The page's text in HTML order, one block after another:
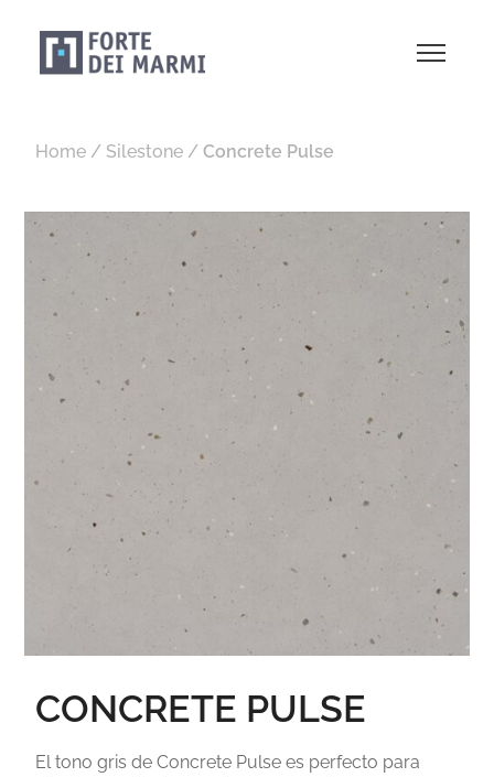
Home / Silestone /Concrete Pulse
CONCRETE PULSE
El tono gris de Concrete Pulse es perfecto para